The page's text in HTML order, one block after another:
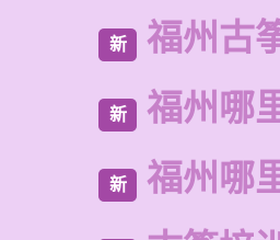
新 福州古
新 福州哪
新 福州哪